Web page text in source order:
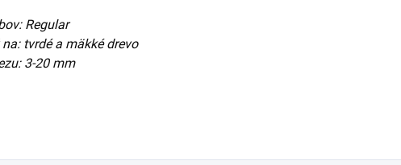
Regular
na: tvrdé a mäkké drevo
3-20 mm